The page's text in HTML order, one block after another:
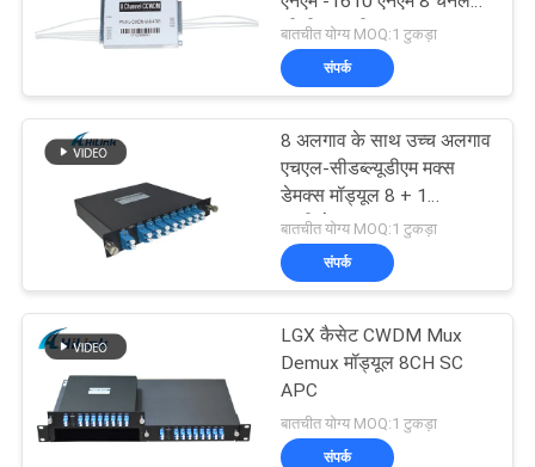
सीसीडब्ल्यूडीएम
बातचीत योग्य MOQ:1 टुकड़ा
संपर्क
8 अलगाव के साथ उच्च अलगाव
एचएल-सीडब्ल्यूडीएम मक्स
डेमक्स मॉड्यूल 8 + 1
मल्टीप्लेक्सर
बातचीत योग्य MOQ:1 टुकड़ा
संपर्क
LGX कैसेट CWDM Mux
Demux मॉड्यूल 8CH SC
APC
बातचीत योग्य MOQ:1 टुकड़ा
संपर्क